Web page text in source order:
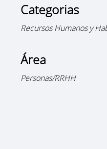
Categorias
Recursos Humanos y
Área
Personas/RRHH